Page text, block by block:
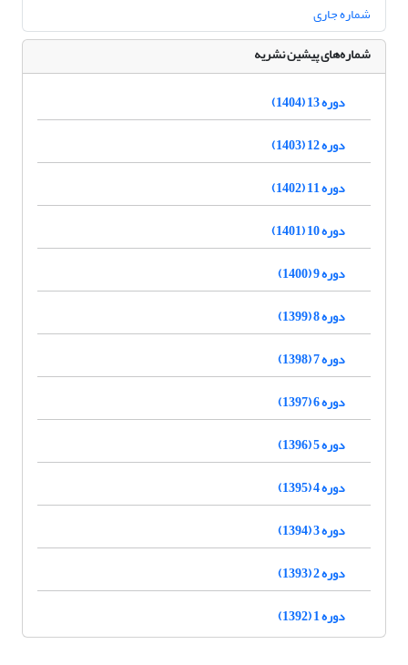
شماره جاری
شماره‌های پیشین نشریه
دوره 13 (1404)
دوره 12 (1403)
دوره 11 (1402)
دوره 10 (1401)
دوره 9 (1400)
دوره 8 (1399)
دوره 7 (1398)
دوره 6 (1397)
دوره 5 (1396)
دوره 4 (1395)
دوره 3 (1394)
دوره 2 (1393)
دوره 1 (1392)